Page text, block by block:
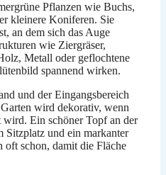
Pflanzen wie Buchs,
kleinere Koniferen. Sie
an dem sich das Auge
wie Ziergräser,
Metall oder geflochtene
spannend wirken.
und der Eingangsbereich
wird dekorativ, wenn
Ein schöner Topf an der
Sitzplatz und ein markanter
schon, damit die Fläche